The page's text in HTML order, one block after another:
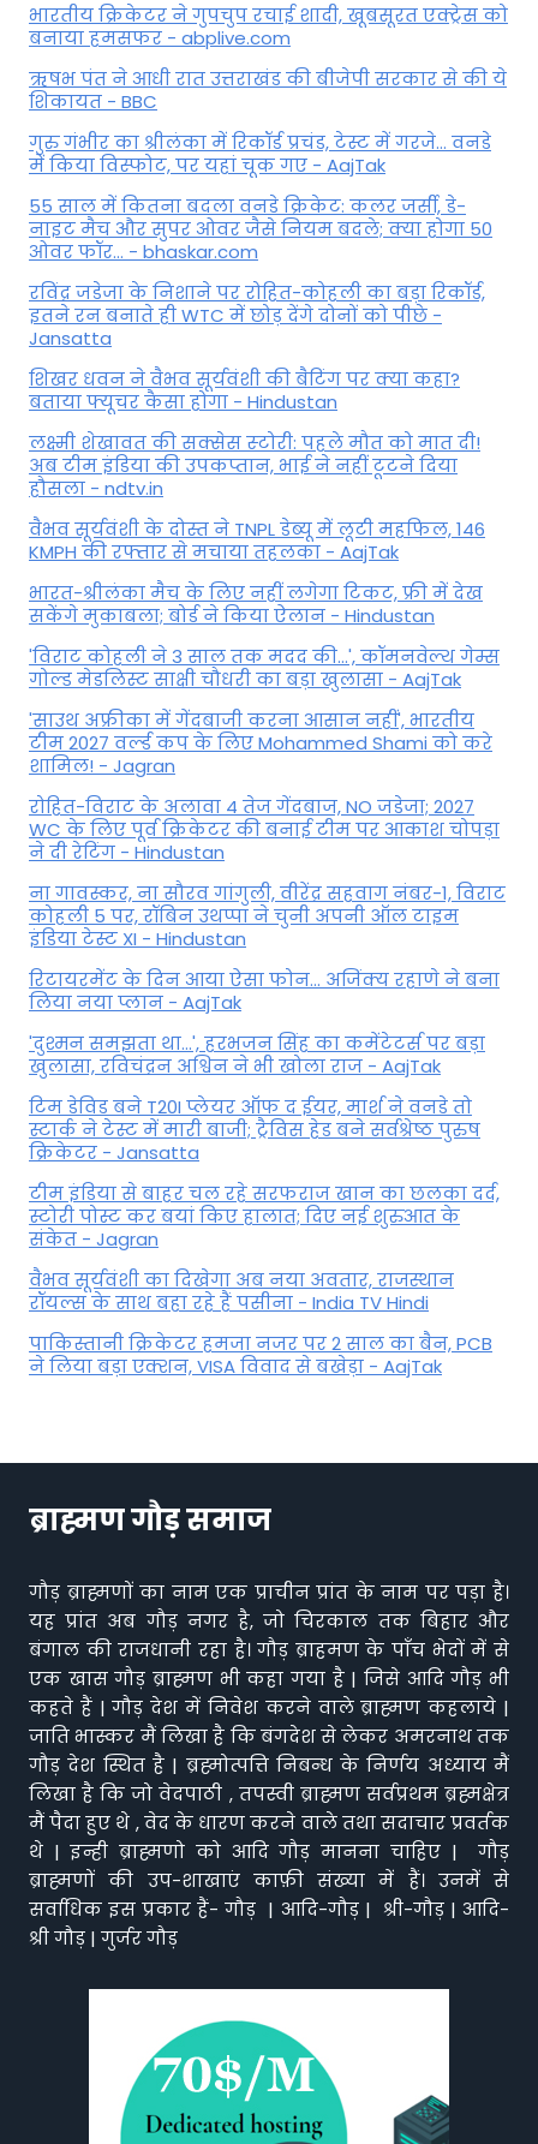
भारतीय क्रिकेटर ने गुपचुप रचाई शादी, खूबसूरत एक्ट्रेस को
बनाया हमसफर - abplive.com
ऋषभ पंत ने आधी रात उत्तराखंड की बीजेपी सरकार से की ये
शिकायत - BBC
गुरु गंभीर का श्रीलंका में र‍िकॉर्ड प्रचंड, टेस्ट में गरजे... वनडे
में किया व‍िस्फोट, पर यहां चूक गए - AajTak
55 साल में कितना बदला वनडे क्रिकेट: कलर जर्सी, डे-
नाइट मैच और सुपर ओवर जैसे नियम बदले; क्या होगा 50
ओवर फॉर... - bhaskar.com
रविंद्र जडेजा के निशाने पर रोहित-कोहली का बड़ा रिकॉर्ड,
इतने रन बनाते ही WTC में छोड़ देंगे दोनों को पीछे -
Jansatta
शिखर धवन ने वैभव सूर्यवंशी की बैटिंग पर क्या कहा?
बताया फ्यूचर कैसा होगा - Hindustan
लक्ष्मी शेखावत की सक्‍सेस स्‍टोरी: पहले मौत को मात दी!
अब टीम इंडिया की उपकप्तान, भाई ने नहीं टूटने दिया
हौसला - ndtv.in
वैभव सूर्यवंशी के दोस्त ने TNPL डेब्यू में लूटी महफिल, 146
KMPH की रफ्तार से मचाया तहलका - AajTak
भारत-श्रीलंका मैच के लिए नहीं लगेगा टिकट, फ्री में देख
सकेंगे मुकाबला; बोर्ड ने किया ऐलान - Hindustan
'विराट कोहली ने 3 साल तक मदद की...', कॉमनवेल्थ गेम्स
गोल्ड मेडलिस्ट साक्षी चौधरी का बड़ा खुलासा - AajTak
'साउथ अफ्रीका में गेंदबाजी करना आसान नहीं', भारतीय
टीम 2027 वर्ल्‍ड कप के लिए Mohammed Shami को करे
शामिल! - Jagran
रोहित-विराट के अलावा 4 तेज गेंदबाज, NO जडेजा; 2027
WC के लिए पूर्व क्रिकेटर की बनाई टीम पर आकाश चोपड़ा
ने दी रेटिंग - Hindustan
ना गावस्कर, ना सौरव गांगुली, वीरेंद्र सहवाग नंबर-1, विराट
कोहली 5 पर, रॉबिन उथप्पा ने चुनी अपनी ऑल टाइम
इंडिया टेस्ट XI - Hindustan
रिटायरमेंट के दिन आया ऐसा फोन... अजिंक्य रहाणे ने बना
लिया नया प्लान - AajTak
'दुश्मन समझता था...', हरभजन सिंह का कमेंटेटर्स पर बड़ा
खुलासा, रव‍िचंद्रन अश्विन ने भी खोला राज - AajTak
टिम डेविड बने T20I प्लेयर ऑफ द ईयर, मार्श ने वनडे तो
स्टार्क ने टेस्ट में मारी बाजी; ट्रैविस हेड बने सर्वश्रेष्ठ पुरुष
क्रिकेटर - Jansatta
टीम इंडिया से बाहर चल रहे सरफराज खान का छलका दर्द,
स्टोरी पोस्ट कर बयां किए हालात; दिए नई शुरुआत के
संकेत - Jagran
वैभव सूर्यवंशी का दिखेगा अब नया अवतार, राजस्थान
रॉयल्स के साथ बहा रहे हैं पसीना - India TV Hindi
पाकिस्तानी क्रिकेटर हमजा नजर पर 2 साल का बैन, PCB
ने ल‍िया बड़ा एक्शन, VISA व‍िवाद से बखेड़ा - AajTak
ब्राह्मण गौड़ समाज
गौड़ ब्राह्मणों का नाम एक प्राचीन प्रांत के नाम पर पड़ा है।
यह प्रांत अब गौड़ नगर है, जो चिरकाल तक बिहार और
बंगाल की राजधानी रहा है। गौड़ ब्राहमण के पाँच भेदों में से
एक खास गौड़ ब्राह्मण भी कहा गया है | जिसे आदि गौड़ भी
कहते हैं | गौड़ देश में निवेश करने वाले ब्राह्मण कहलाये |
जाति भास्कर मैं लिखा है कि बंगदेश से लेकर अमरनाथ तक
गौड़ देश स्थित है | ब्रह्मोत्पत्ति निबन्ध के निर्णय अध्याय मैं
लिखा है कि जो वेदपाठी , तपस्वी ब्राह्मण सर्वप्रथम ब्रह्मक्षेत्र
मैं पैदा हुए थे , वेद के धारण करने वाले तथा सदाचार प्रवर्तक
थे | इन्ही ब्राह्मणो को आदि गौड़ मानना चाहिए | गौड़
ब्राह्मणों की उप-शाखाएं काफ़ी संख्या में हैं। उनमें से
सर्वाधिक इस प्रकार हैं- गौड़ | आदि-गौड़ | श्री-गौड़ | आदि-
श्री गौड़ | गुर्जर गौड़